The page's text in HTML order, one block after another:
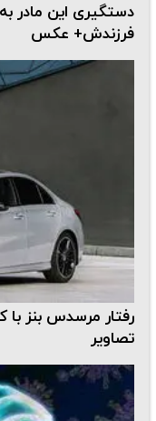
دستگیری این مادر
فرزندش+ عکس
رفتار مرسدس بنز
تصاویر